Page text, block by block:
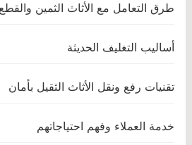
طرق التعامل مع الأثاث الثمين والقطع
أساليب التغليف الحديثة
تقنيات رفع ونقل الأثاث الثقيل بأمان
خدمة العملاء وفهم احتياجاتهم